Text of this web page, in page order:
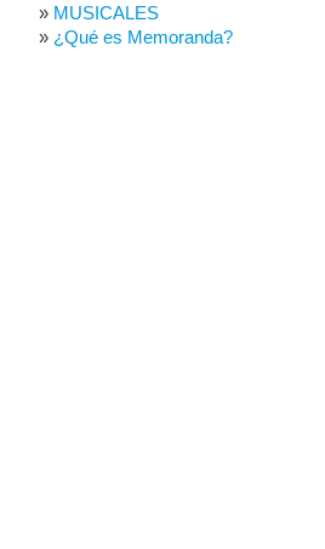
MUSICALES
¿Qué es Memoranda?